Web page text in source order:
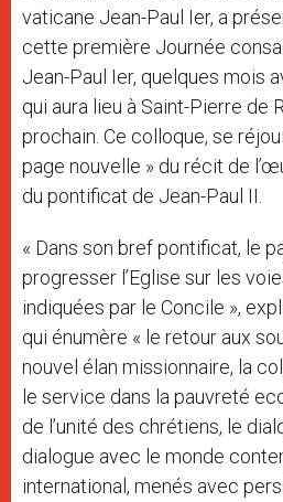
vaticane Jean-Paul Ier, a
cette première Journée
Jean-Paul Ier, quelques mois
qui aura lieu à Saint-Pierre de
prochain. Ce colloque, se
page nouvelle » du récit de
du pontificat de Jean-Paul II.
« Dans son bref pontificat, le
progresser l’Eglise sur les
indiquées par le Concile »,
qui énumère « le retour aux
nouvel élan missionnaire, la
le service dans la pauvreté
de l’unité des chrétiens, le
dialogue avec le monde
international, menés avec